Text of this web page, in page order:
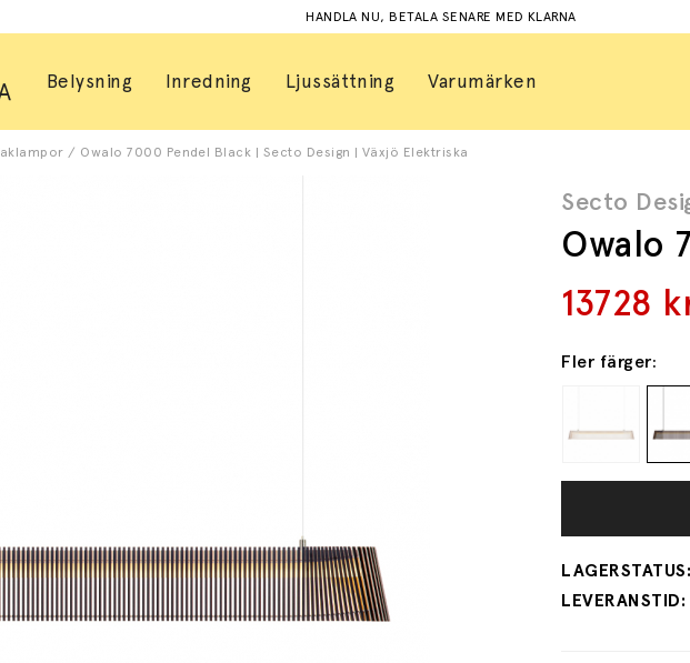
HANDLA NU, BETALA SENARE MED KLARNA
Belysning Inredning Ljussättning Varumärken
/ Owalo 7000 Pendel Black | Secto Design | Växjö Elektriska
Secto
Owalo
13728
Fler färger: